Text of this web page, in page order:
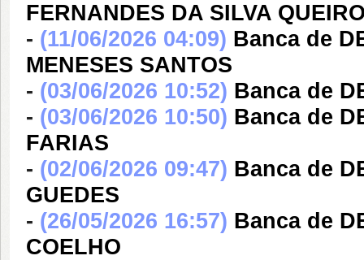
FERNANDES DA SILVA
- (11/06/2026 04:09) Banca de
MENESES SANTOS
- (03/06/2026 10:52) Banca de
- (03/06/2026 10:50) Banca de
FARIAS
- (02/06/2026 09:47) Banca de
GUEDES
- (26/05/2026 16:57) Banca de
COELHO